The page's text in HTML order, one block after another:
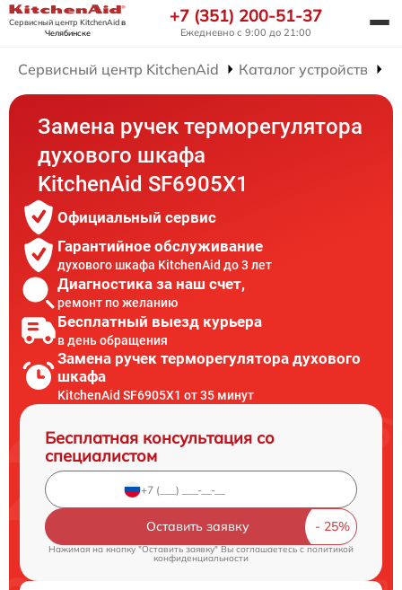
Сервисный центр KitchenAidв
Челябинске
+7 (351) 200-51-37
Ежедневно с 9:00 до 21:00
Сервисный центр KitchenAid Каталог устройств
Замена ручек терморегулятора
духового шкафа
KitchenAid SF6905X1
Официальный сервис
Гарантийное обслуживание
духового шкафа KitchenAid до 3 лет
Диагностика за наш счет,
ремонт по желанию
Бесплатный выезд курьера
в день обращения
Замена ручек терморегулятора духового
шкафа
KitchenAid SF6905X1 от 35 минут
Бесплатная консультация со
специалистом
Оставить заявку
Нажимая на кнопку "Оставить заявку" Вы соглашаетесь cполитикой
конфиденциальности